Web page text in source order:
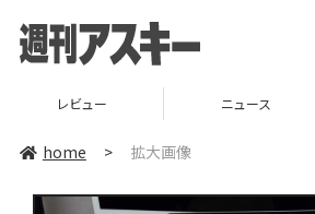
レビュー ニュース
home > 拡大画像